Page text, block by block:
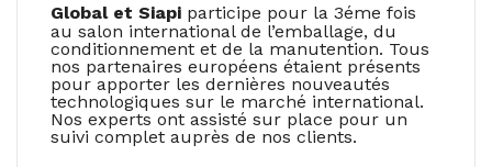
Global et Siapi participe pour la 3éme fois
au salon international de l’emballage, du
conditionnement et de la manutention. Tous
nos partenaires européens étaient présents
pour apporter les dernières nouveautés
technologiques sur le marché international.
Nos experts ont assisté sur place pour un
suivi complet auprès de nos clients.